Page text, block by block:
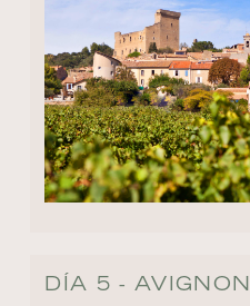
DÍA 5 - AVIGNON